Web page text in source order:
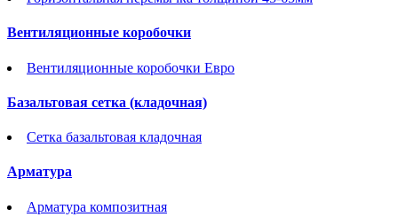
Вентиляционные коробочки
Вентиляционные коробочки Евро
Базальтовая сетка (кладочная)
Сетка базальтовая кладочная
Арматура
Арматура композитная